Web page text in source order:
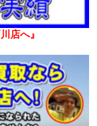
店へ』